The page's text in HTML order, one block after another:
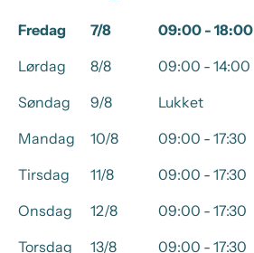
Fredag 7/8
09:00 - 18:00
Lørdag
8/8
09:00 - 14:00
Søndag
9/8
Lukket
Mandag
10/8
09:00 - 17:30
Tirsdag
11/8
09:00 - 17:30
Onsdag
12/8
09:00 - 17:30
Torsdag
13/8 09:00 - 17:30